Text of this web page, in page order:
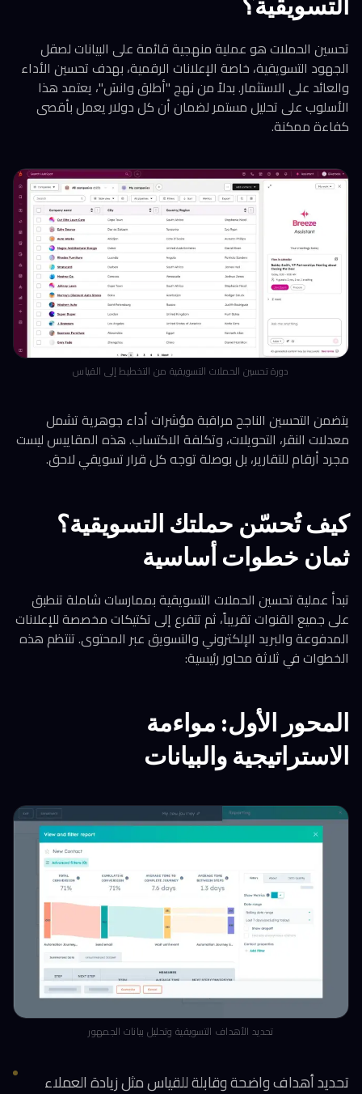
تحسين الحملات هو عملية منهجية قائمة على البيانات لصقل
الجهود التسويقية، خاصة الإعلانات الرقمية، بهدف تحسين الأداء
والعائد على الاستثمار. بدلاً من نهج "أطلق وانسَ"، يعتمد هذا
الأسلوب على تحليل مستمر لضمان أن كل دولار يعمل بأقصى
كفاءة ممكنة.
دورة تحسين الحملات التسويقية من التخطيط إلى القياس
يتضمن التحسين الناجح مراقبة مؤشرات أداء جوهرية تشمل
معدلات النقر، التحويلات، وتكلفة الاكتساب. هذه المقاييس ليست
مجرد أرقام للتقارير، بل بوصلة توجه كل قرار تسويقي لاحق.
كيف تُحسّن حملتك التسويقية؟
ثمان خطوات أساسية
تبدأ عملية تحسين الحملات التسويقية بممارسات شاملة تنطبق
على جميع القنوات تقريباً، ثم تتفرع إلى تكتيكات مخصصة للإعلانات
المدفوعة والبريد الإلكتروني والتسويق عبر المحتوى. تنتظم هذه
الخطوات في ثلاثة محاور رئيسية:
المحور الأول: مواءمة
الاستراتيجية والبيانات
تحديد الأهداف التسويقية وتحليل بيانات الجمهور
تحديد أهداف واضحة وقابلة للقياس مثل زيادة العملاء